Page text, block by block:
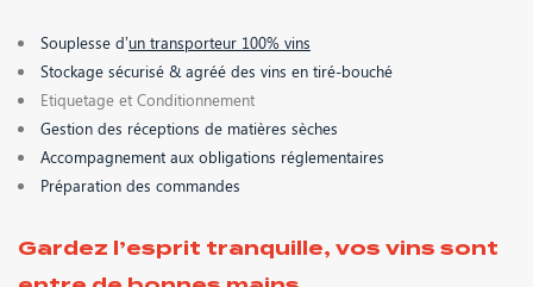
Souplesse d’un transporteur 100% vins
Stockage sécurisé & agréé des vins en tiré-bouché
Etiquetage et Conditionnement
Gestion des réceptions de matières sèches
Accompagnement aux obligations réglementaires
Préparation des commandes
Gardez l’esprit tranquille, vos vins sont